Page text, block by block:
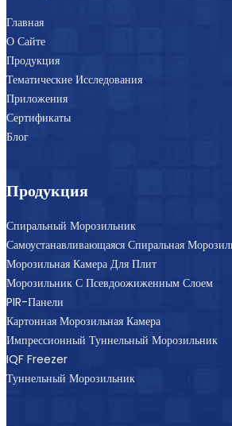
Главная
О Сайте
Продукция
Тематические Исследования
Приложения
Сертификаты
Блог
Продукция
Спиральный Морозильник
Самоустанавливающаяся Спиральная
Морозильная Камера Для Плит
Морозильник С Псевдоожиженным Слоем
PIR-Панели
Картонная Морозильная Камера
Импрессионный Туннельный Морозильник
IQF Freezer
Туннельный Морозильник